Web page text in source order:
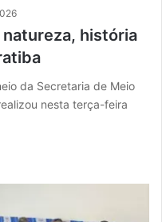
natureza, história
da Secretaria de Meio
nesta terça-feira